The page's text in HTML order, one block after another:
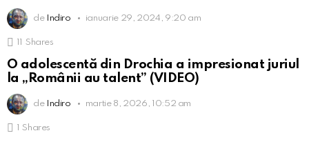
de Indiro ianuarie 29, 2024, 9:20 am
11 Shares
O adolescentă din Drochia a impresionat juriul
la „Românii au talent” (VIDEO)
de Indiro martie 8, 2026, 10:52 am
1 Shares